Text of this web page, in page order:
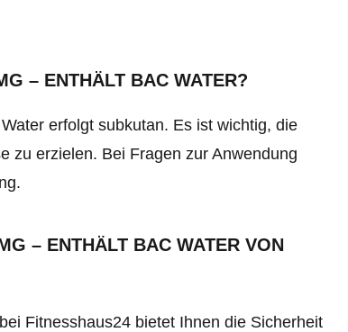
– ENTHÄLT BAC WATER?
erfolgt subkutan. Es ist wichtig, die
zu erzielen. Bei Fragen zur Anwendung
– ENTHÄLT BAC WATER VON
Fitnesshaus24 bietet Ihnen die Sicherheit